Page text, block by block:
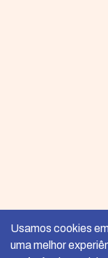
Usamos cookies
uma melhor